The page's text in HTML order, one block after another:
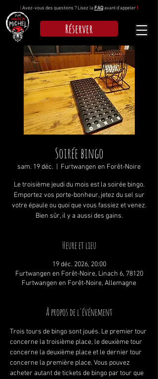
! Avez-vous des questions ? Lisez la FAQavant d'appeler !
Réserver
Soirée bingo
sam. 19 déc. Furtwangen en Forêt-Noire
Le troisième jeudi du mois est la soirée bingo.
Emportez vos porte-bonheur, jetez du sel sur
votre épaule ou quoi que vous fassiez et venez.
Bien sûr, il y a aussi des gains.
Heure et lieu
19 déc. 2026, 20:00
Furtwangen en Forêt-Noire, Linach 6, 78120
Furtwangen en Forêt-Noire, Allemagne
À propos de l'événement
Trois tours de bingo sont joués. Le premier tour
concerne la troisième place, le deuxième tour
concerne la deuxième place et le dernier tour
concerne la première place. Vous pouvez
acheter autant de tickets de bingo par tour que